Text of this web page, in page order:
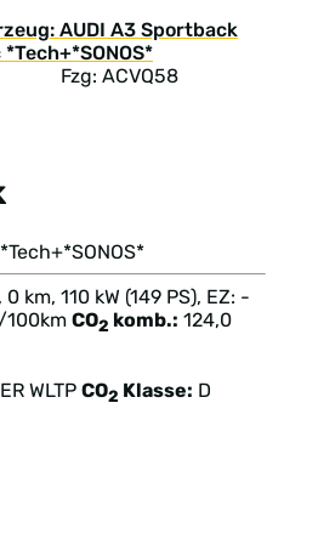
Fzg: ACVQ58
km, 110 kW (149 PS), EZ: -
CO2 komb.: 124,0
WLTP CO2 Klasse: D